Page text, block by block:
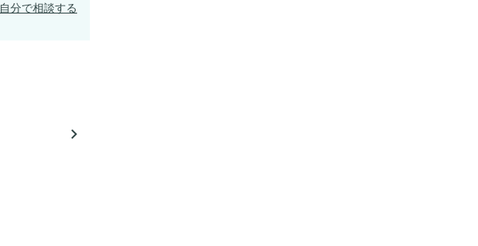
自分で相談する
navigate_next